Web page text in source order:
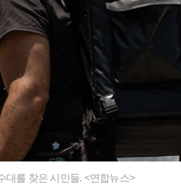
대를 찾은 시민들. <연합뉴스>